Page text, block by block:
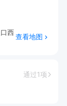
西
查看地图
通过1项